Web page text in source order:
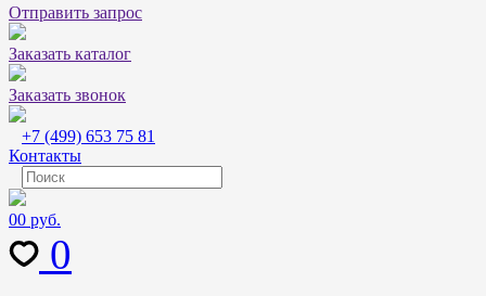
Отправить запрос
Заказать каталог
Заказать звонок
+7 (499) 653 75 81
Контакты
00 руб.
0